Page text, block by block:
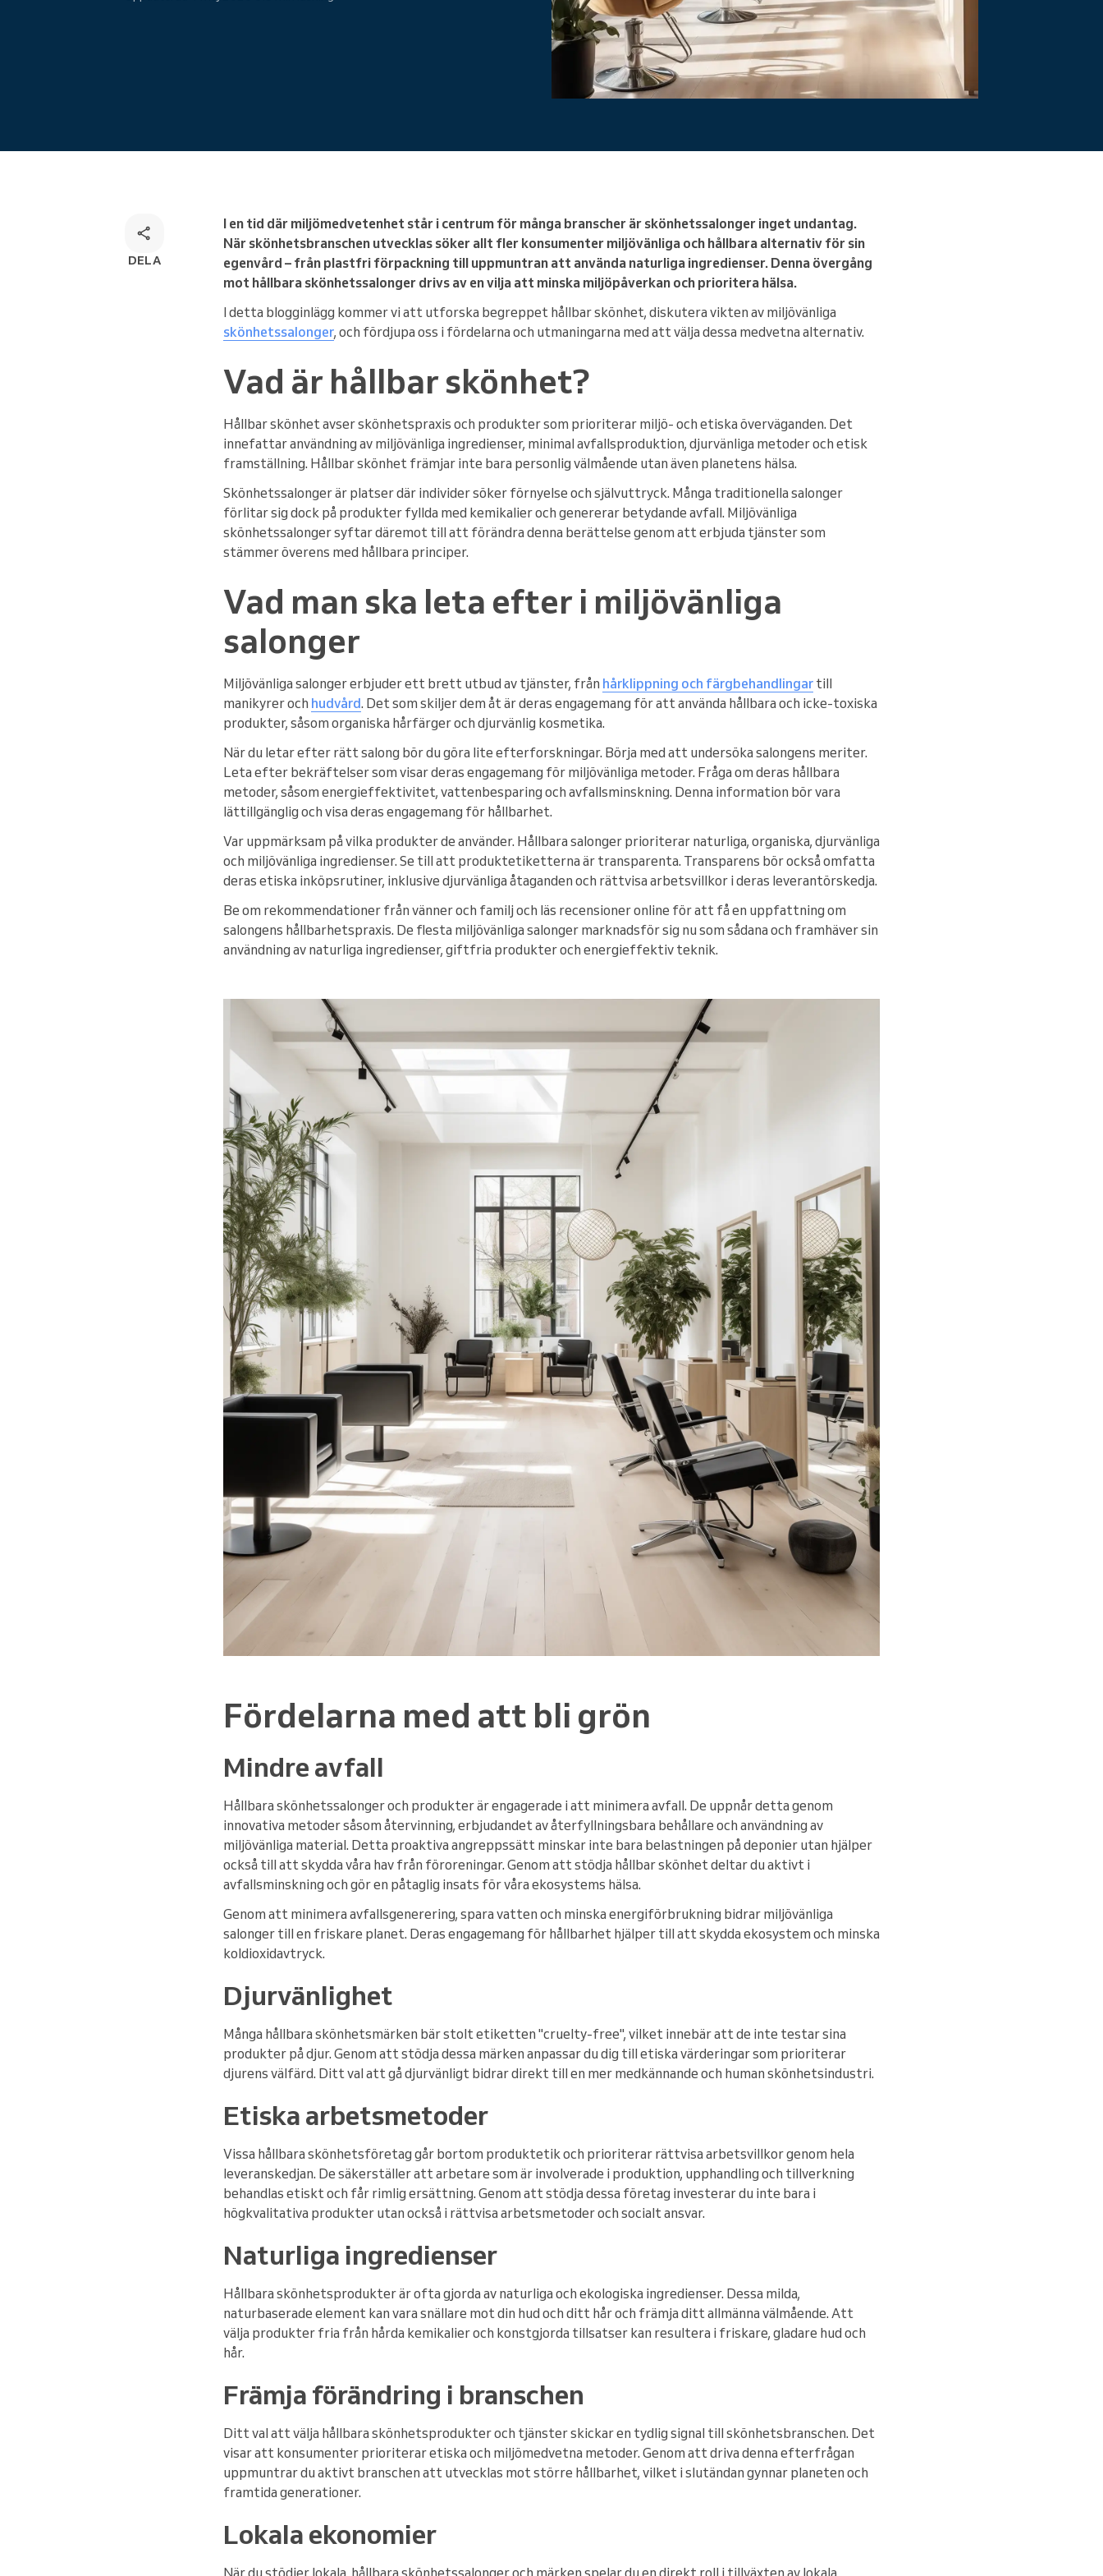
DELA
I en tid där miljömedvetenhet står i centrum för många branscher är skönhetssalonger inget undantag.
När skönhetsbranschen utvecklas söker allt fler konsumenter miljövänliga och hållbara alternativ för sin
egenvård – från plastfri förpackning till uppmuntran att använda naturliga ingredienser. Denna övergång
mot hållbara skönhetssalonger drivs av en vilja att minska miljöpåverkan och prioritera hälsa.
I detta blogginlägg kommer vi att utforska begreppet hållbar skönhet, diskutera vikten av miljövänliga
skönhetssalonger, och fördjupa oss i fördelarna och utmaningarna med att välja dessa medvetna alternativ.
Vad är hållbar skönhet?
Hållbar skönhet avser skönhetspraxis och produkter som prioriterar miljö- och etiska överväganden. Det
innefattar användning av miljövänliga ingredienser, minimal avfallsproduktion, djurvänliga metoder och etisk
framställning. Hållbar skönhet främjar inte bara personlig välmående utan även planetens hälsa.
Skönhetssalonger är platser där individer söker förnyelse och självuttryck. Många traditionella salonger
förlitar sig dock på produkter fyllda med kemikalier och genererar betydande avfall. Miljövänliga
skönhetssalonger syftar däremot till att förändra denna berättelse genom att erbjuda tjänster som
stämmer överens med hållbara principer.
Vad man ska leta efter i miljövänliga
salonger
Miljövänliga salonger erbjuder ett brett utbud av tjänster, från hårklippning och färgbehandlingar till
manikyrer och hudvård. Det som skiljer dem åt är deras engagemang för att använda hållbara och icke-toxiska
produkter, såsom organiska hårfärger och djurvänlig kosmetika.
När du letar efter rätt salong bör du göra lite efterforskningar. Börja med att undersöka salongens meriter.
Leta efter bekräftelser som visar deras engagemang för miljövänliga metoder. Fråga om deras hållbara
metoder, såsom energieffektivitet, vattenbesparing och avfallsminskning. Denna information bör vara
lättillgänglig och visa deras engagemang för hållbarhet.
Var uppmärksam på vilka produkter de använder. Hållbara salonger prioriterar naturliga, organiska, djurvänliga
och miljövänliga ingredienser. Se till att produktetiketterna är transparenta. Transparens bör också omfatta
deras etiska inköpsrutiner, inklusive djurvänliga åtaganden och rättvisa arbetsvillkor i deras leverantörskedja.
Be om rekommendationer från vänner och familj och läs recensioner online för att få en uppfattning om
salongens hållbarhetspraxis. De flesta miljövänliga salonger marknadsför sig nu som sådana och framhäver sin
användning av naturliga ingredienser, giftfria produkter och energieffektiv teknik.
Fördelarna med att bli grön
Mindre avfall
Hållbara skönhetssalonger och produkter är engagerade i att minimera avfall. De uppnår detta genom
innovativa metoder såsom återvinning, erbjudandet av återfyllningsbara behållare och användning av
miljövänliga material. Detta proaktiva angreppssätt minskar inte bara belastningen på deponier utan hjälper
också till att skydda våra hav från föroreningar. Genom att stödja hållbar skönhet deltar du aktivt i
avfallsminskning och gör en påtaglig insats för våra ekosystems hälsa.
Genom att minimera avfallsgenerering, spara vatten och minska energiförbrukning bidrar miljövänliga
salonger till en friskare planet. Deras engagemang för hållbarhet hjälper till att skydda ekosystem och minska
koldioxidavtryck.
Djurvänlighet
Många hållbara skönhetsmärken bär stolt etiketten "cruelty-free", vilket innebär att de inte testar sina
produkter på djur. Genom att stödja dessa märken anpassar du dig till etiska värderingar som prioriterar
djurens välfärd. Ditt val att gå djurvänligt bidrar direkt till en mer medkännande och human skönhetsindustri.
Etiska arbetsmetoder
Vissa hållbara skönhetsföretag går bortom produktetik och prioriterar rättvisa arbetsvillkor genom hela
leveranskedjan. De säkerställer att arbetare som är involverade i produktion, upphandling och tillverkning
behandlas etiskt och får rimlig ersättning. Genom att stödja dessa företag investerar du inte bara i
högkvalitativa produkter utan också i rättvisa arbetsmetoder och socialt ansvar.
Naturliga ingredienser
Hållbara skönhetsprodukter är ofta gjorda av naturliga och ekologiska ingredienser. Dessa milda,
naturbaserade element kan vara snällare mot din hud och ditt hår och främja ditt allmänna välmående. Att
välja produkter fria från hårda kemikalier och konstgjorda tillsatser kan resultera i friskare, gladare hud och
hår.
Främja förändring i branschen
Ditt val att välja hållbara skönhetsprodukter och tjänster skickar en tydlig signal till skönhetsbranschen. Det
visar att konsumenter prioriterar etiska och miljömedvetna metoder. Genom att driva denna efterfrågan
uppmuntrar du aktivt branschen att utvecklas mot större hållbarhet, vilket i slutändan gynnar planeten och
framtida generationer.
Lokala ekonomier
När du stödjer lokala, hållbara skönhetssalonger och märken spelar du en direkt roll i tillväxten av lokala